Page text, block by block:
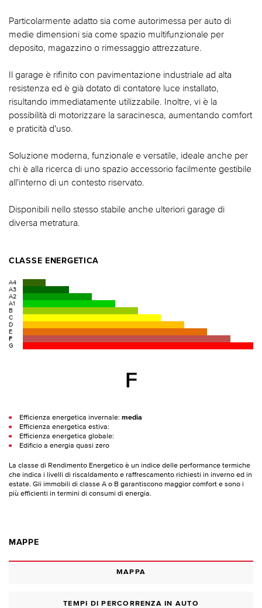
Particolarmente adatto sia come autorimessa per auto di
medie dimensioni sia come spazio multifunzionale per
deposito, magazzino o rimessaggio attrezzature.
Il garage è rifinito con pavimentazione industriale ad alta
resistenza ed è già dotato di contatore luce installato,
risultando immediatamente utilizzabile. Inoltre, vi è la
possibilità di motorizzare la saracinesca, aumentando comfort
e praticità d'uso.
Soluzione moderna, funzionale e versatile, ideale anche per
chi è alla ricerca di uno spazio accessorio facilmente gestibile
all'interno di un contesto riservato.
Disponibili nello stesso stabile anche ulteriori garage di
diversa metratura.
CLASSE ENERGETICA
A4
A3
A2
A1
B
C
D
E
F
G
F
Efficienza energetica invernale: media
Efficienza energetica estiva:
Efficienza energetica globale:
Edificio a energia quasi zero
La classe di Rendimento Energetico è un indice delle performance termiche
che indica i livelli di riscaldamento e raffrescamento richiesti in inverno ed in
estate. Gli immobili di classe A o B garantiscono maggior comfort e sono i
più efficienti in termini di consumi di energia.
MAPPE
MAPPA
TEMPI DI PERCORRENZA IN AUTO